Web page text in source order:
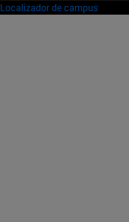
Localizador de campus